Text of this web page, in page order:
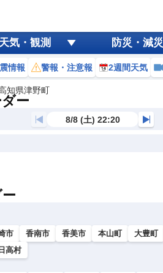
天気・観測 防災・減災
情報 警報・注意報 2週間天気
知県津野町
ー
8/8 (土) 22:20
市 香南市 香美市 本山町 大豊町
日高村